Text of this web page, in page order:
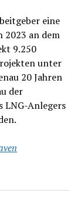
eine
2023 an dem
9.250
unter
20 Jahren
der
LNG-Anlegers